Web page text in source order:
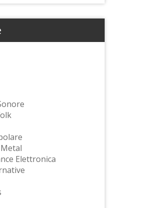
Elettronica